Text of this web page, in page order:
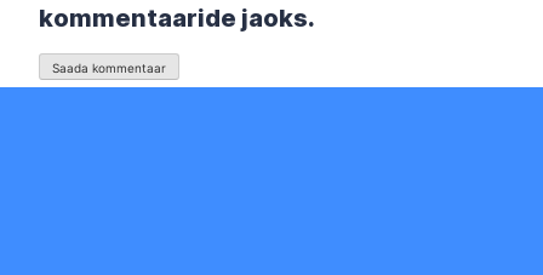
kommentaaride jaoks.